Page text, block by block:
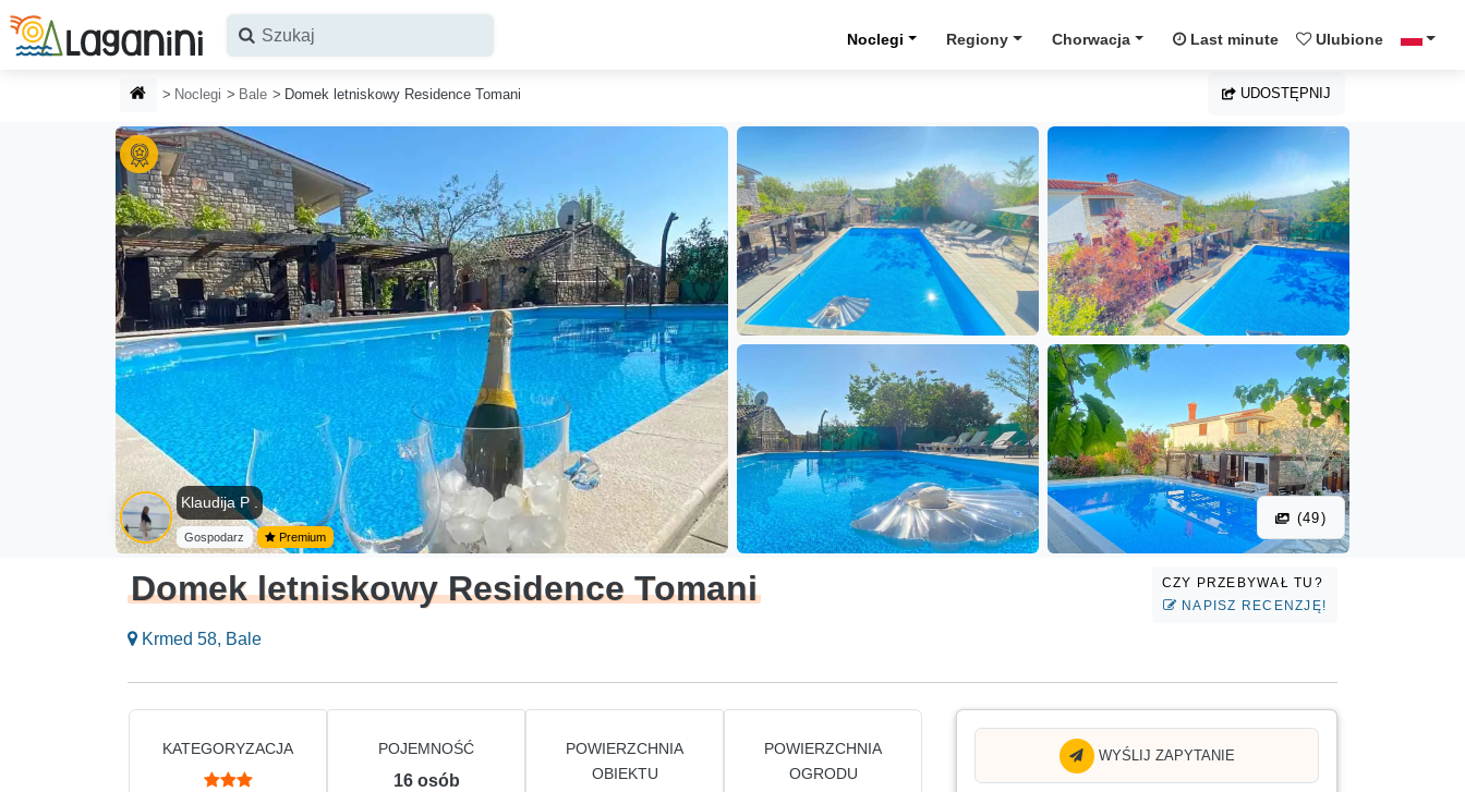
Przejdź do głównej treści
Noclegi Regiony Chorwacja Last minute Ulubione
STRONA GŁÓWNA
Noclegi Bale Domek letniskowy Residence Tomani UDOSTĘPNIJ
Klaudija P .
Gospodarz Premium
(49)
Domek letniskowy Residence Tomani
Krmed 58, Bale
CZY PRZEBYWAŁ TU?
NAPISZ RECENZJĘ!
KATEGORYZACJA POJEMNOŚĆ
16 osób
POWIERZCHNIA
OBIEKTU
POWIERZCHNIA
OGRODU
WYŚLIJ ZAPYTANIE